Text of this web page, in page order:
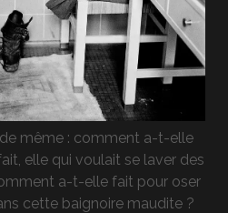
même : comment a-t-elle
elle qui voulait se laver des
a-t-elle fait pour oser
cette baignoire maudite ?